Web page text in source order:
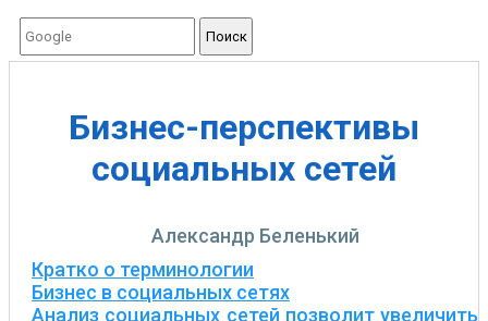
Поиск
Бизнес-перспективы
социальных сетей
Александр Беленький
Кратко о терминологии
Бизнес в социальных сетях
Анализ социальных сетей позволит увеличить